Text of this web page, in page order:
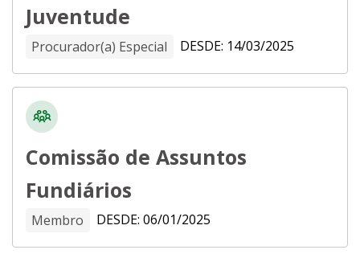
Juventude
Procurador(a) Especial DESDE: 14/03/2025
Comissão de Assuntos
Fundiários
Membro DESDE: 06/01/2025